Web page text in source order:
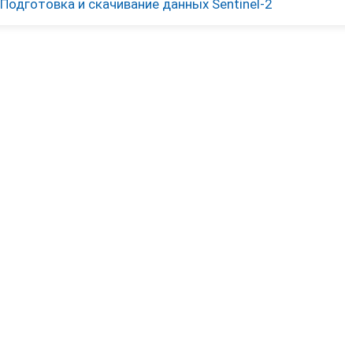
Подготовка и скачивание данных Sentinel-2